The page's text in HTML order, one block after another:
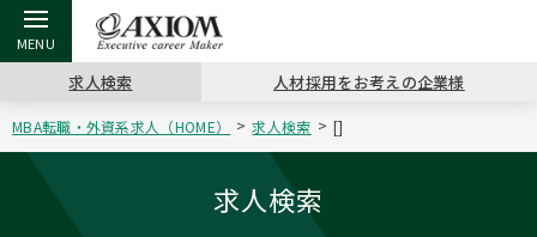
戻る
アクシアムの特長
戻る
キャリア支援 TOP
戻る
転職ツール TOP
戻る
転職コラム TOP
戻る
イベント・セミナー TOP
戻る
会社概要 TOP
求人検索 人材採用をお考えの企業様
MBA転職・外資系求人（HOME） 求人検索 []
求人検索